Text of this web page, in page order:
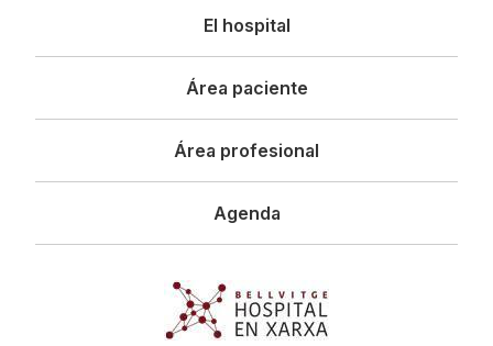
principal
El hospital
Área paciente
Área profesional
Agenda